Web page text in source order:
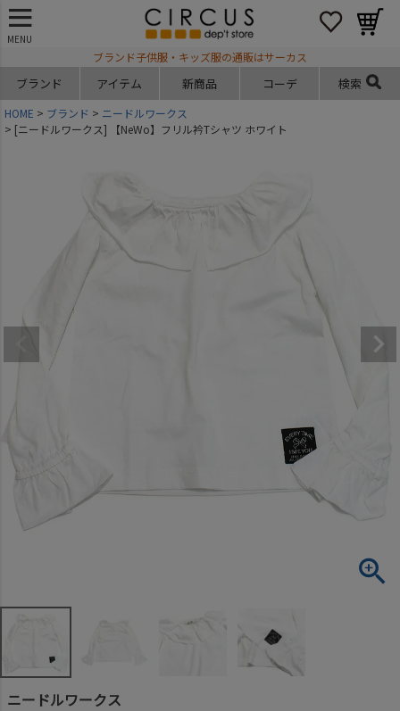
MENU
ブランド子供服・キッズ服の通販はサーカス
ブランド アイテム 新商品 コーデ 検索
HOME ブランド
ニードルワークス
[ニードルワークス] 【NeWo】フリル衿Tシャツ ホワイト
ニードルワークス